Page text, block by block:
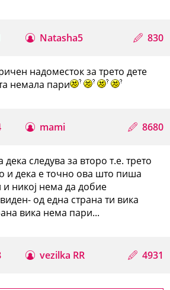
Natasha5 830
надоместок за трето дете
немала пари
mami 8680
следува за второ т.е. трето
и дека е точно ова што пиша
никој нема да добие
од една страна ти вика
вика нема пари...
vezilka RR 4931